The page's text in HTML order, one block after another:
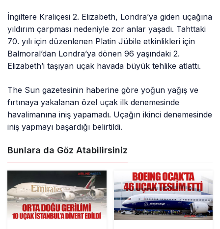
İngiltere Kraliçesi 2. Elizabeth, Londra’ya giden uçağına
yıldırım çarpması nedeniyle zor anlar yaşadı. Tahttaki
70. yılı için düzenlenen Platin Jübile etkinlikleri için
Balmoral’dan Londra’ya dönen 96 yaşındaki 2.
Elizabeth’i taşıyan uçak havada büyük tehlike atlattı.
The Sun gazetesinin haberine göre yoğun yağış ve
fırtınaya yakalanan özel uçak ilk denemesinde
havalimanına iniş yapamadı. Uçağın ikinci denemesinde
iniş yapmayı başardığı belirtildi.
Bunlara da Göz Atabilirsiniz